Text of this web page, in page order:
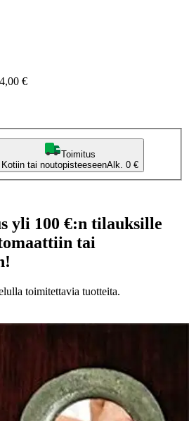
€
Toimitus
Kotiin tai noutopisteeseenAlk. 0 €
yli 100 €:n tilauksille
tai
toimitettavia tuotteita.